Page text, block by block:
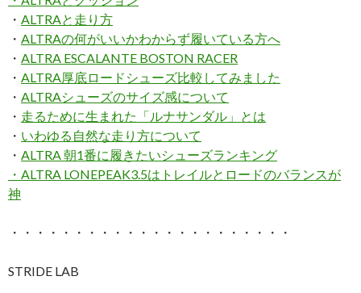
・ ALTRAと走り方
・ ALTRAの何がいいかわからず履いている方へ
・ ALTRA ESCALANTE BOSTON RACER
・ ALTRA厚底ロードシューズ比較してみました
・ ALTRAシューズのサイズ感について
・ 走るために生まれた「ルナサンダル」とは
・ いわゆる自然な走り方について
・ ALTRA 朝1番に履きたいシューズランキング
・ ALTRA LONEPEAK3.5はトレイルとロードのバランスが
神
・・・・・・・・・・・・・・・・・・・・・・
STRIDE LAB